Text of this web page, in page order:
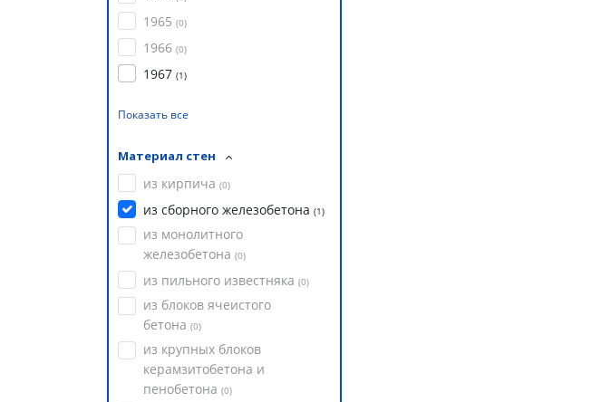
1965 (0)
1966 (0)
1967 (1)
Показать все
Материал стен
из кирпича (0)
из сборного железобетона (1)
из монолитного
железобетона (0)
из пильного известняка (0)
из блоков ячеистого
бетона (0)
из крупных блоков
керамзитобетона и
пенобетона (0)